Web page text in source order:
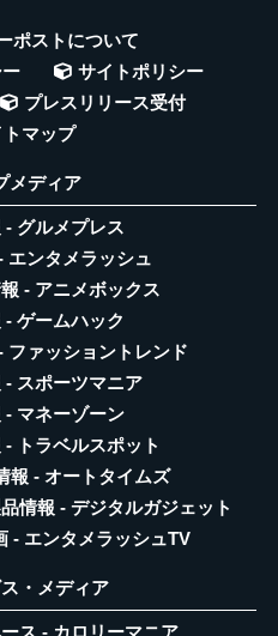
ポストについて
サイトポリシー
プレスリリース受付
トマップ
メディア
- グルメプレス
エンタメラッシュ
- アニメボックス
ゲームハック
ファッショントレンド
- スポーツマニア
- マネーゾーン
トラベルスポット
報 - オートタイムズ
情報 - デジタルガジェット
- エンタメラッシュTV
・メディア